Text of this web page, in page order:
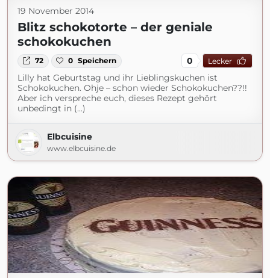
19 November 2014
Blitz schokotorte – der geniale
schokokuchen
72 0 Speichern 0 Lecker
Lilly hat Geburtstag und ihr Lieblingskuchen ist
Schokokuchen. Ohje – schon wieder Schokokuchen??!!
Aber ich verspreche euch, dieses Rezept gehört
unbedingt in (...)
Elbcuisine
www.elbcuisine.de